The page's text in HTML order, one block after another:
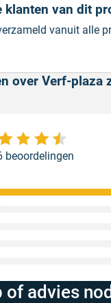
klanten van dit
vanuit alle
over Verf-plaza
beoordelingen
of advies